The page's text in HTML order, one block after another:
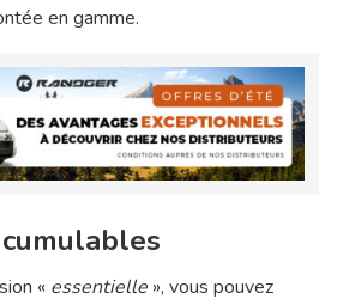
en gamme.
« essentielle », vous pouvez